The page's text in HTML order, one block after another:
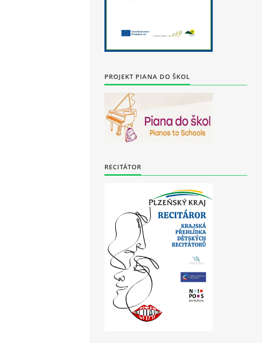
PROJEKT PIANA DO ŠKOL
RECITÁTOR